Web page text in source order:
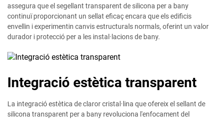
assegura que el segellant transparent de silicona per a bany
continuï proporcionant un sellat eficaç encara que els edificis
envellin i experimentin canvis estructurals normals, oferint un valor
durador i protecció per a les instal·lacions de bany.
Integració estètica transparent
La integració estètica de claror cristal·lina que ofereix el sellant de
silicona transparent per a bany revoluciona l'enfocament del